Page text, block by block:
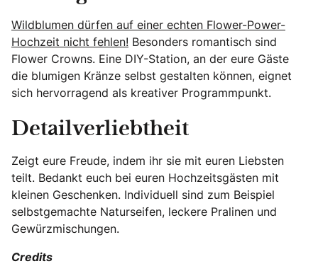
Wildblumen dürfen auf einer echten Flower-Power-
Hochzeit nicht fehlen! Besonders romantisch sind
Flower Crowns. Eine DIY-Station, an der eure Gäste
die blumigen Kränze selbst gestalten können, eignet
sich hervorragend als kreativer Programmpunkt.
Detailverliebtheit
Zeigt eure Freude, indem ihr sie mit euren Liebsten
teilt. Bedankt euch bei euren Hochzeitsgästen mit
kleinen Geschenken. Individuell sind zum Beispiel
selbstgemachte Naturseifen, leckere Pralinen und
Gewürzmischungen.
Credits